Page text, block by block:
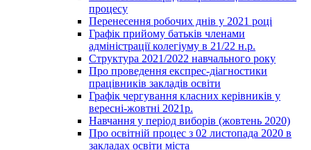
процесу
Перенесення робочих днів у 2021 році
Графік прийому батьків членами
адміністрації колегіуму в 21/22 н.р.
Структура 2021/2022 навчального року
Про проведення експрес-діагностики
працівників закладів освіти
Графік чергування класних керівників у
вересні-жовтні 2021р.
Навчання у період виборів (жовтень 2020)
Про освітній процес з 02 листопада 2020 в
закладах освіти міста